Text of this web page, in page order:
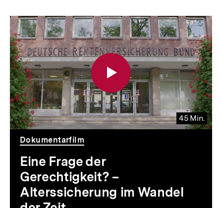
Inhaltskarousell
für
weitere
Inhalte
Inhaltskarussell
überspringen
45 Min.
Video
Dauer
45
Min.
Dokumentarfilm
Eine Frage der
Gerechtigkeit? –
Alterssicherung im Wandel